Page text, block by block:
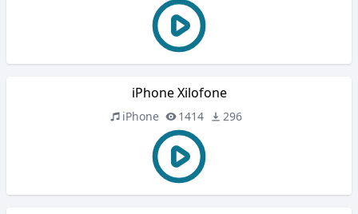
iPhone Xilofone
iPhone 1414 296